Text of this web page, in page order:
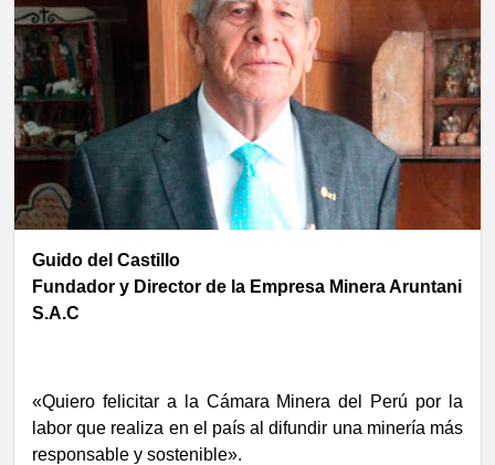
Guido del Castillo
Fundador y Director de la Empresa Minera Aruntani
S.A.C
«Quiero felicitar a la Cámara Minera del Perú por la
labor que realiza en el país al difundir una minería más
responsable y sostenible».